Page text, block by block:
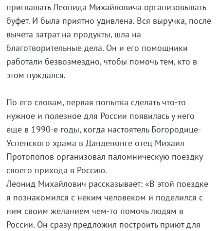
приглашать Леонида Михайловича организовывать
буфет. И была приятно удивлена. Вся выручка, после
вычета затрат на продукты, шла на
благотворительные дела. Он и его помощники
работали безвозмездно, чтобы помочь тем, кто в
этом нуждался.
По его словам, первая попытка сделать что-то
нужное и полезное для России появилась у него
ещё в 1990-е годы, когда настоятель Богородице-
Успенского храма в Данденонге отец Михаил
Протопопов организовал паломническую поездку
своего прихода в Россию.
Леонид Михайлович рассказывает: «В этой поездке
я познакомился с неким человеком и поделился с
ним своим желанием чем-то помочь людям в
России. Он сразу предложил построить приют для